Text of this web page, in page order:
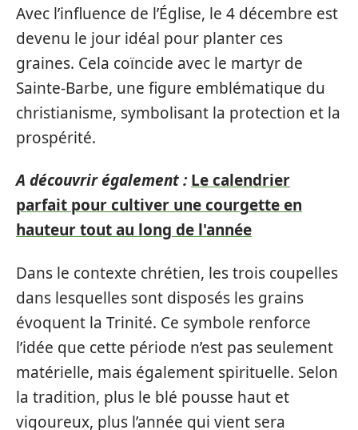
Avec l’influence de l’Église, le 4 décembre est
devenu le jour idéal pour planter ces
graines. Cela coïncide avec le martyr de
Sainte-Barbe, une figure emblématique du
christianisme, symbolisant la protection et la
prospérité.
A découvrir également : Le calendrier
parfait pour cultiver une courgette en
hauteur tout au long de l'année
Dans le contexte chrétien, les trois coupelles
dans lesquelles sont disposés les grains
évoquent la Trinité. Ce symbole renforce
l’idée que cette période n’est pas seulement
matérielle, mais également spirituelle. Selon
la tradition, plus le blé pousse haut et
vigoureux, plus l’année qui vient sera